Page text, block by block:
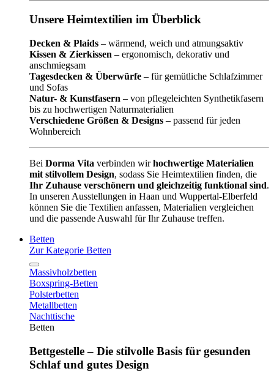
Unsere Heimtextilien im Überblick
Decken & Plaids – wärmend, weich und atmungsaktiv
Kissen & Zierkissen – ergonomisch, dekorativ und
anschmiegsam
Tagesdecken & Überwürfe – für gemütliche Schlafzimmer
und Sofas
Natur- & Kunstfasern – von pflegeleichten Synthetikfasern
bis zu hochwertigen Naturmaterialien
Verschiedene Größen & Designs – passend für jeden
Wohnbereich
Bei Dorma Vita verbinden wirhochwertige Materialien
mit stilvollem Design, sodass Sie Heimtextilien finden, die
Ihr Zuhause verschönern und gleichzeitig funktional sind.
In unseren Ausstellungen in Haan und Wuppertal-Elberfeld
können Sie die Textilien anfassen, Materialien vergleichen
und die passende Auswahl für Ihr Zuhause treffen.
Betten
Zur Kategorie Betten
Massivholzbetten
Boxspring-Betten
Polsterbetten
Metallbetten
Nachttische
Betten
Bettgestelle – Die stilvolle Basis für gesunden
Schlaf und gutes Design